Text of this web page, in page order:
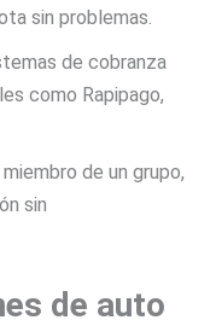
sin problemas.
de cobranza
como Rapipago,
de un grupo,
sin
de auto